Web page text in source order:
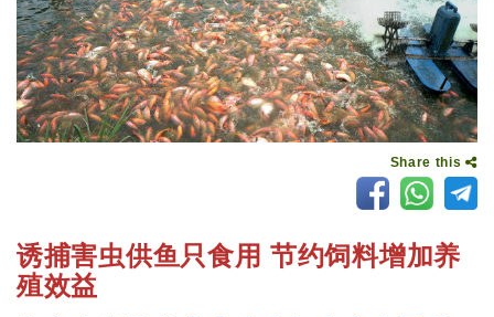
Share this
诱捕害虫供鱼只食用 节约饲料增加养
殖效益